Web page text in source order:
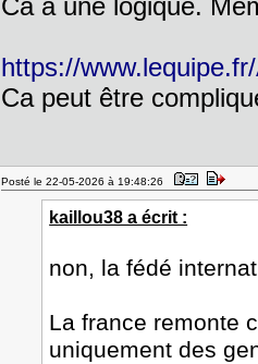
Ca a une logique.
https://
Ca peut être
Posté le 22-05-2026 à 19:48:26
kaillou38 a écrit :
non, la fédé
La france remonte
uniquement des